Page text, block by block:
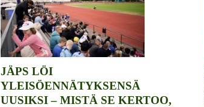
JÄPS LÖI
YLEISÖENNÄTYKSENSÄ
UUSIKSI – MISTÄ SE KERTOO,